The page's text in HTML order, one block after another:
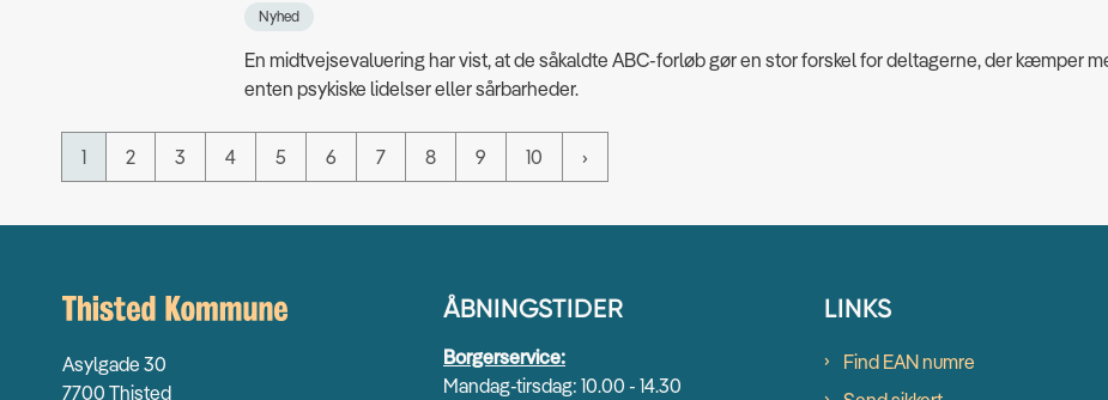
Nyhed
En midtvejsevaluering har vist, at de såkaldte ABC-forløb gør en stor forskel for deltagerne, der kæmper
enten psykiske lidelser eller sårbarheder.
1 2 3 4 5 6 7 8 9 10
Asylgade 30
7700 Thisted
ÅBNINGSTIDER
Borgerservice:
Mandag-tirsdag: 10.00 - 14.30
LINKS
Find EAN numre